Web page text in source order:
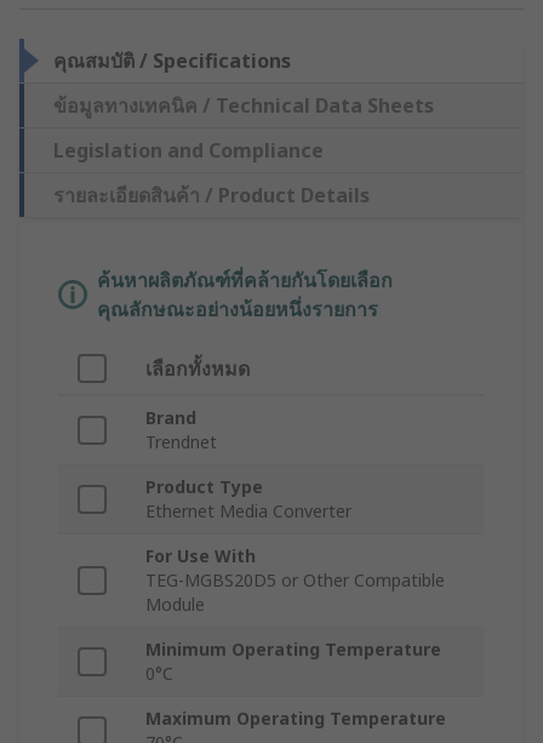
คุณสมบัติ / Specifications
ข้อมูลทางเทคนิค / Technical Data Sheets
Legislation and Compliance
รายละเอียดสินค้า / Product Details
ค้นหาผลิตภัณฑ์ที่คล้ายกันโดยเลือก
คุณลักษณะอย่างน้อยหนึ่งรายการ
เลือกทั้งหมด
Brand
Trendnet
Product Type
Ethernet Media Converter
For Use With
TEG-MGBS20D5 or Other Compatible
Module
Minimum Operating Temperature
0°C
Maximum Operating Temperature